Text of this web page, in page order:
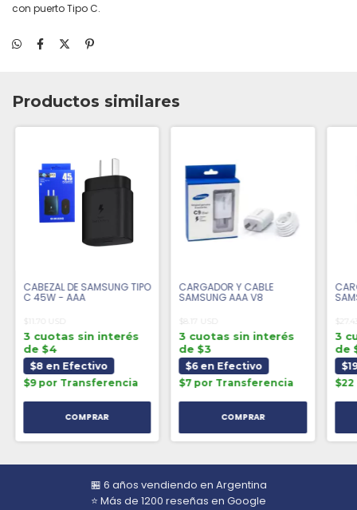
con puerto Tipo C.
Productos similares
CABEZAL DE SAMSUNG TIPO
C 45W - AAA
$11.70 USD
3 cuotas sin interés
de $4
$8 en Efectivo
$9 por Transferencia
CARGADOR Y CABLE
SAMSUNG AAA V8
$8.17 USD
3 cuotas sin interés
de $3
$6 en Efectivo
$7 por Transferencia
3
de
🏪 6 años vendiendo en Argentina
⭐ Más de 1200 reseñas en Google